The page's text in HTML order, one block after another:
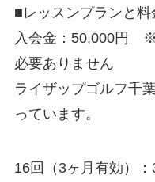
■レッスンプランと料
入会金：50,000円
必要ありません
ライザップゴルフ千
っています。
16回（3ヶ月有効）